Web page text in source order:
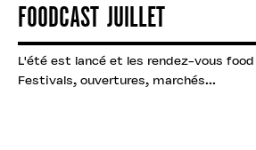
FOODCAST JUILLET
L'été est lancé et les rendez-vous
Festivals, ouvertures, marchés...